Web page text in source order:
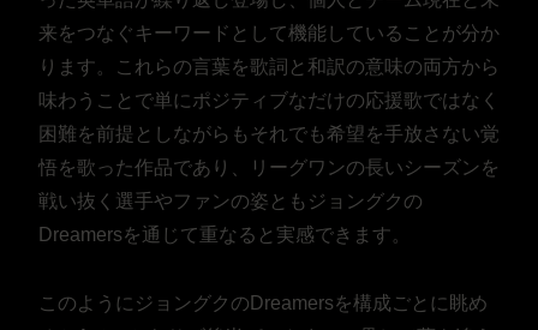
来をつなぐキーワードとして機能していることが分か
ります。これらの言葉を歌詞と和訳の意味の両方から
味わうことで単にポジティブなだけの応援歌ではなく
困難を前提としながらもそれでも希望を手放さない覚
悟を歌った作品であり、リーグワンの長いシーズンを
戦い抜く選手やファンの姿ともジョングクの
Dreamersを通じて重なると実感できます。
このようにジョングクのDreamersを構成ごとに眺め